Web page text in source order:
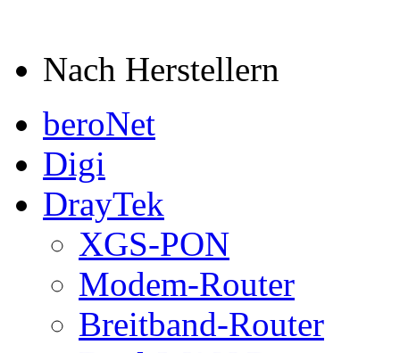
Nach Herstellern
beroNet
Digi
DrayTek
XGS-PON
Modem-Router
Breitband-Router